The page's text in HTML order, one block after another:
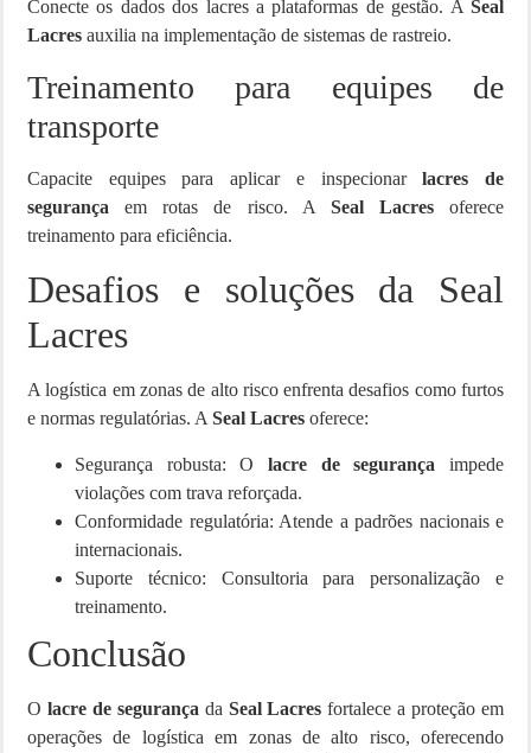
Conecte os dados dos lacres a plataformas de gestão. A Seal
Lacres auxilia na implementação de sistemas de rastreio.
Treinamento para equipes de
transporte
Capacite equipes para aplicar e inspecionarlacres de
segurança em rotas de risco. A Seal Lacresoferece
treinamento para eficiência.
Desafios e soluções da Seal
Lacres
A logística em zonas de alto risco enfrenta desafios como furtos
e normas regulatórias. A Seal Lacres oferece:
Segurança robusta: O lacre de segurança impede
violações com trava reforçada.
Conformidade regulatória: Atende a padrões nacionais e
internacionais.
Suporte técnico: Consultoria para personalização e
treinamento.
Conclusão
O lacre de segurança da Seal Lacres fortalece a proteção em
operações de logística em zonas de alto risco, oferecendo